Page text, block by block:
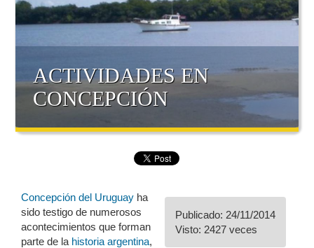
ACTIVIDADES EN
CONCEPCIÓN
Publicado: 24/11/2014
Visto: 2427 veces
Concepción del Uruguay ha
sido testigo de numerosos
acontecimientos que forman
parte de la historia argentina,